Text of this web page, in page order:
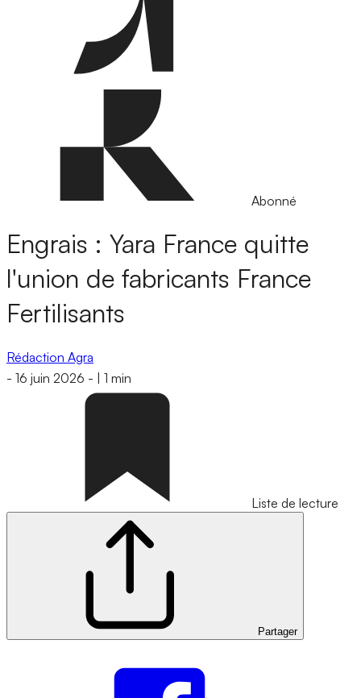
Abonné
Engrais : Yara France quitte
l'union de fabricants France
Fertilisants
Rédaction Agra
- 16 juin 2026 - 1 min
Liste de lecture
Partager